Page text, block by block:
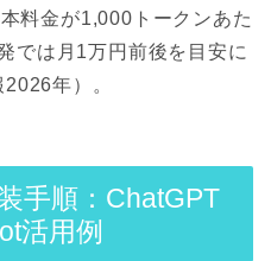
料金が1,000トークンあた
では月1万円前後を目安に
年）。
手順：ChatGPT
活用例